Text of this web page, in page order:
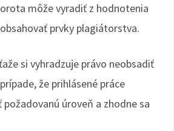
môže vyradiť z hodnotenia
prvky plagiátorstva.
si vyhradzuje právo neobsadiť
že prihlásené práce
úroveň a zhodne sa